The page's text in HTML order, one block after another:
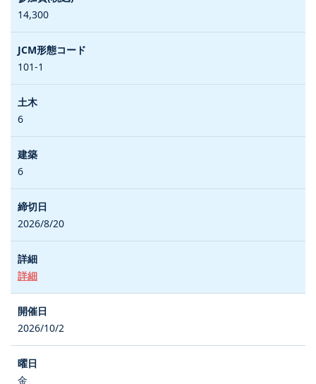
14,300
101-1
6
6
2026/8/20
詳細
2026/10/2
金